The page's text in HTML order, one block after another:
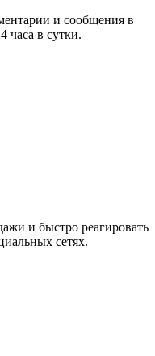
и сообщения в
часа в сутки.
и быстро реагировать
сетях.